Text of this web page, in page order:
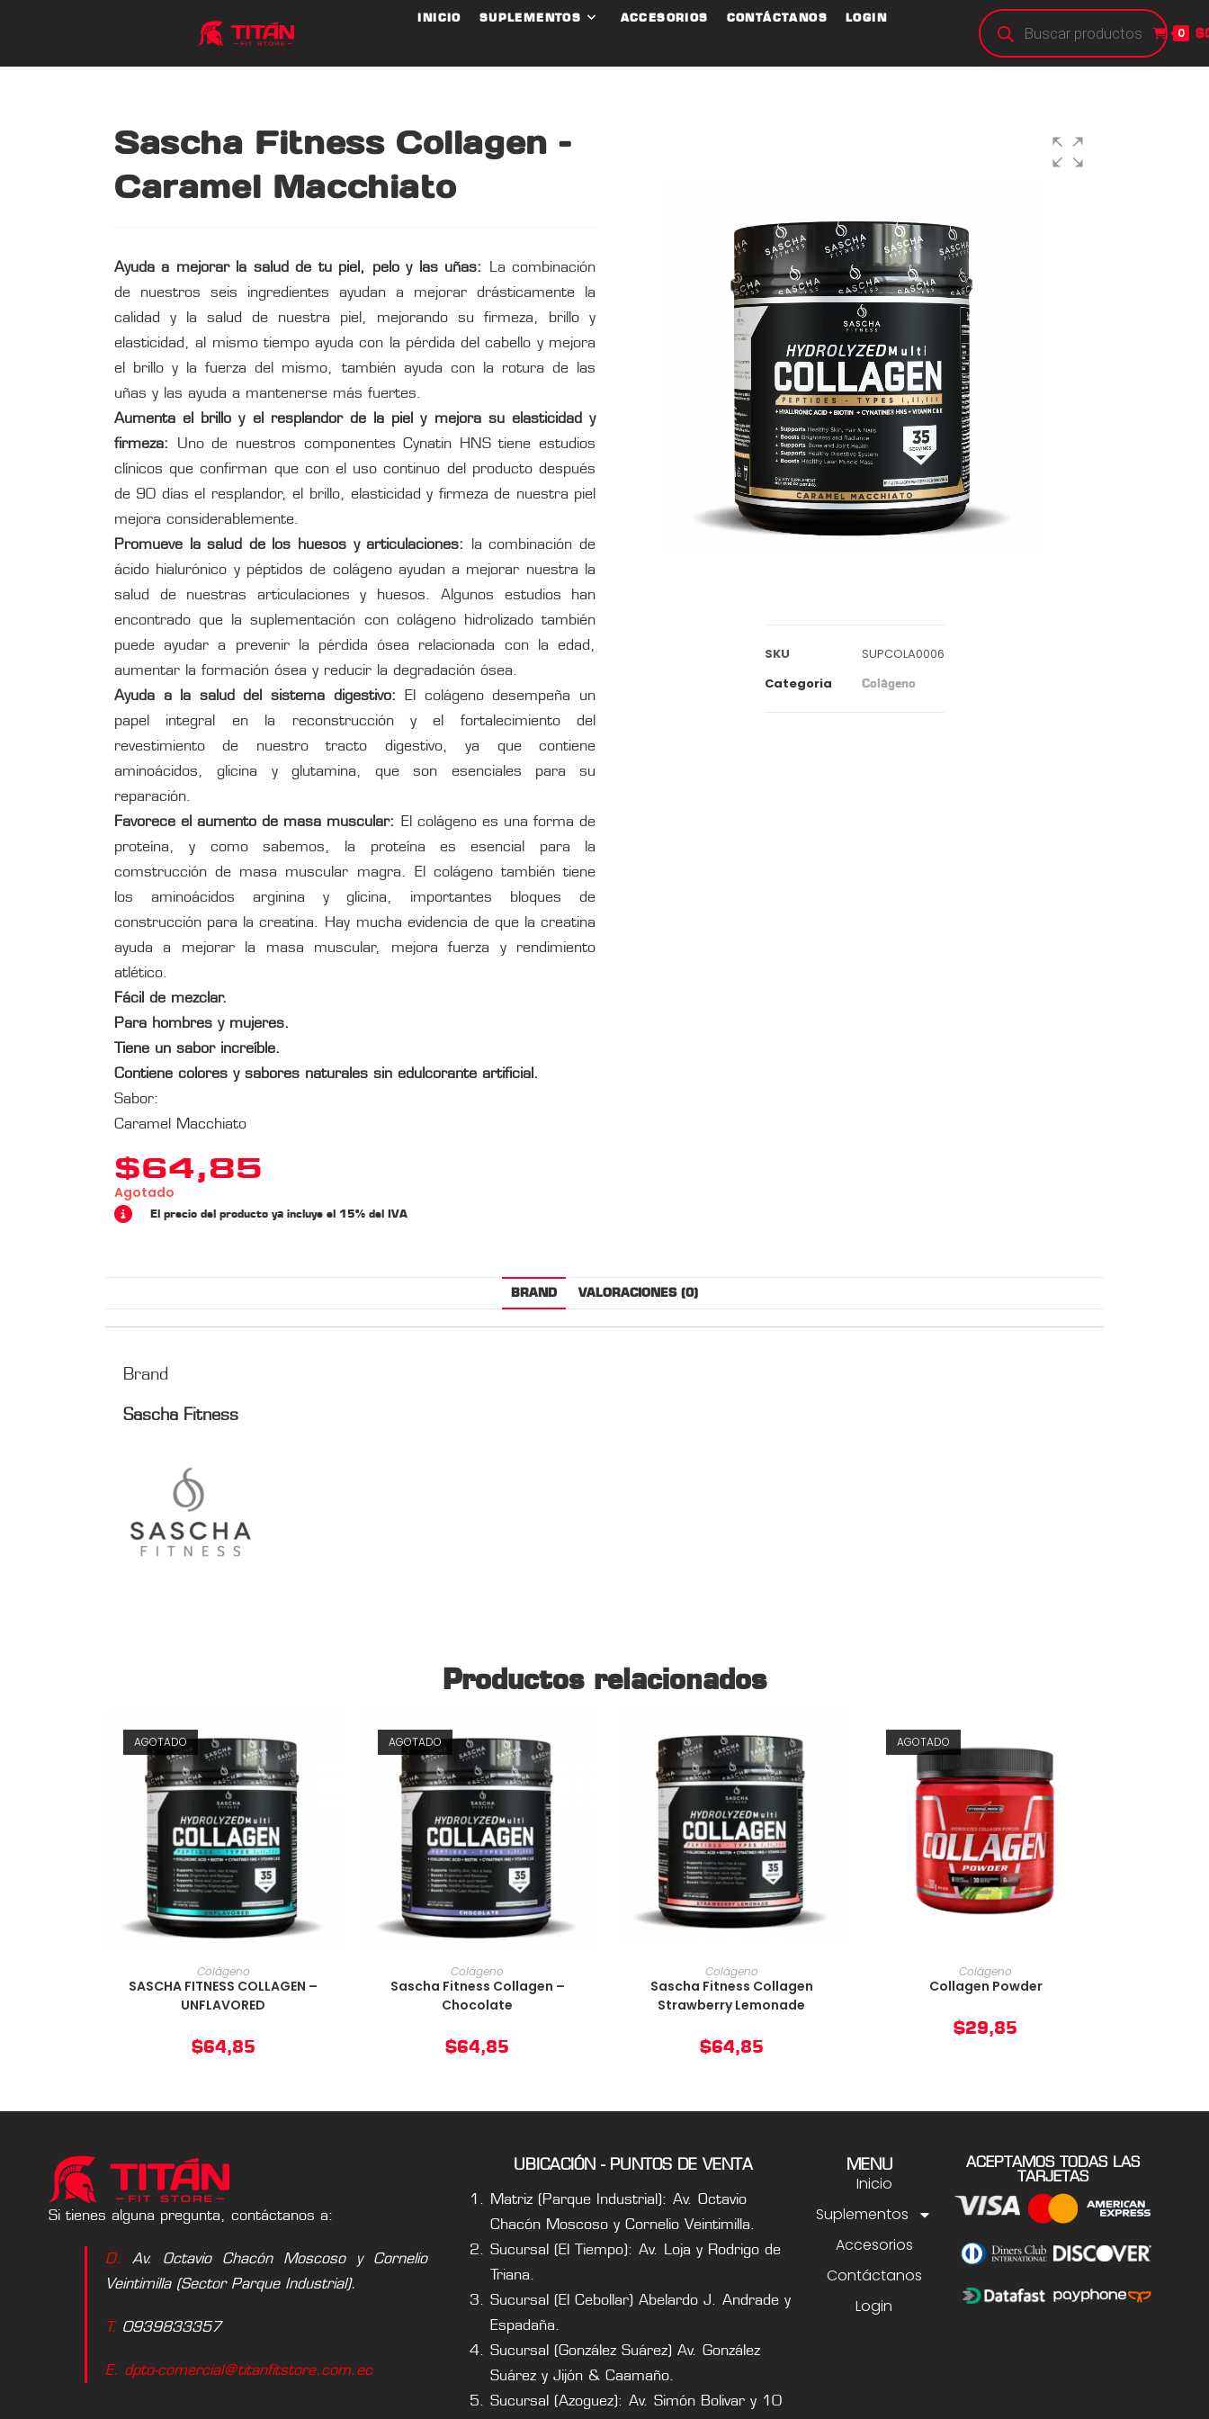
INICIO SUPLEMENTOS ACCESORIOS CONTÁCTANOS LOGIN
0 $
Sascha Fitness Collagen –
Caramel Macchiato
Ayuda a mejorar la salud de tu piel, pelo y las uñas:
La combinación
de nuestros seis ingredientes ayudan a mejorar drásticamente la
calidad y la salud de nuestra piel, mejorando su firmeza, brillo y
elasticidad, al mismo tiempo ayuda con la pérdida del cabello y mejora
el brillo y la fuerza del mismo, también ayuda con la rotura de las
uñas y las ayuda a mantenerse más fuertes.
Aumenta el brillo y el resplandor de la piel y mejora su elasticidad y
firmeza:
Uno de nuestros componentes Cynatin HNS tiene estudios
clínicos que confirman que con el uso continuo del producto después
de 90 días el resplandor, el brillo, elasticidad y firmeza de nuestra piel
mejora considerablemente.
Promueve la salud de los huesos y articulaciones:
la combinación de
ácido hialurónico y péptidos de colágeno ayudan a mejorar nuestra la
salud de nuestras articulaciones y huesos. Algunos estudios han
encontrado que la suplementación con colágeno hidrolizado también
puede ayudar a prevenir la pérdida ósea relacionada con la edad,
aumentar la formación ósea y reducir la degradación ósea.
Ayuda a la salud del sistema digestivo: El colágeno desempeña un
papel integral en la reconstrucción y el fortalecimiento del
revestimiento de nuestro tracto digestivo, ya que contiene
aminoácidos, glicina y glutamina, que son esenciales para su
reparación.
Favorece el aumento de masa muscular: El colágeno es una forma de
proteína, y como sabemos, la proteína es esencial para la
comstrucción de masa muscular magra. El colágeno también tiene
los aminoácidos arginina y glicina, importantes bloques de
construcción para la creatina. Hay mucha evidencia de que la creatina
ayuda a mejorar la masa muscular, mejora fuerza y rendimiento
atlético.
Fácil de mezclar.
Para hombres y mujeres.
Tiene un sabor increíble.
Contiene colores y sabores naturales sin edulcorante artificial.
Sabor:
Caramel Macchiato
$64,85
Agotado
El precio del producto ya incluye el 15% del IVA
SKU
SUPCOLA0006
Categoria
Colágeno
BRAND VALORACIONES (0)
Brand
Sascha Fitness
Productos relacionados
AGOTADO
AÑADIR AL CARRITO
Colágeno
SASCHA FITNESS COLLAGEN –
UNFLAVORED
$64,85
AGOTADO
AÑADIR AL CARRITO
Colágeno
Sascha Fitness Collagen –
Chocolate
$64,85
AÑADIR AL CARRITO
Colágeno
Sascha Fitness Collagen
Strawberry Lemonade
$64,85
AGOTADO
AÑADIR AL CARRITO
Colágeno
Collagen Powder
$29,85
Si tienes alguna pregunta, contáctanos a:
D. Av. Octavio Chacón Moscoso y Cornelio
Veintimilla (Sector Parque Industrial).
T. 0939833357
E. dpto-comercial@titanfitstore.com.ec
UBICACIÓN - PUNTOS DE VENTA
Matriz (Parque Industrial): Av. Octavio
Chacón Moscoso y Cornelio Veintimilla.
Sucursal (El Tiempo): Av. Loja y Rodrigo de
Triana.
Sucursal (El Cebollar) Abelardo J. Andrade y
Espadaña.
Sucursal (González Suárez) Av. González
Suárez y Jijón & Caamaño.
Sucursal (Azoguez): Av. Simón Bolivar y 10
MENU
Inicio
Suplementos
Accesorios
Contáctanos
Login
ACEPTAMOS TODAS LAS
TARJETAS